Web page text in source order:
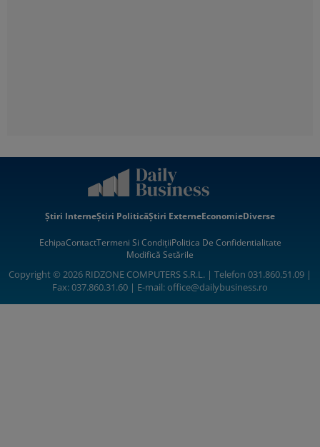
Știri InterneȘtiri PoliticăȘtiri ExterneEconomieDiverse
EchipaContactTermeni Si CondițiiPolitica De Confidentialitate
Modifică Setările
Copyright © 2026 RIDZONE COMPUTERS S.R.L. | Telefon 031.860.51.09 |
Fax: 037.860.31.60 | E-mail:office@dailybusiness.ro